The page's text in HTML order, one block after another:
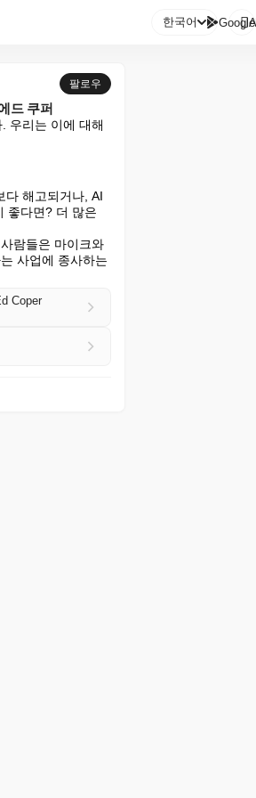
한국어 
팔로우
드 쿠퍼
우리는 이에 대해
다 해고되거나, AI
좋다면? 더 많은
람들은 마이크와
사업에 종사하는
Coper